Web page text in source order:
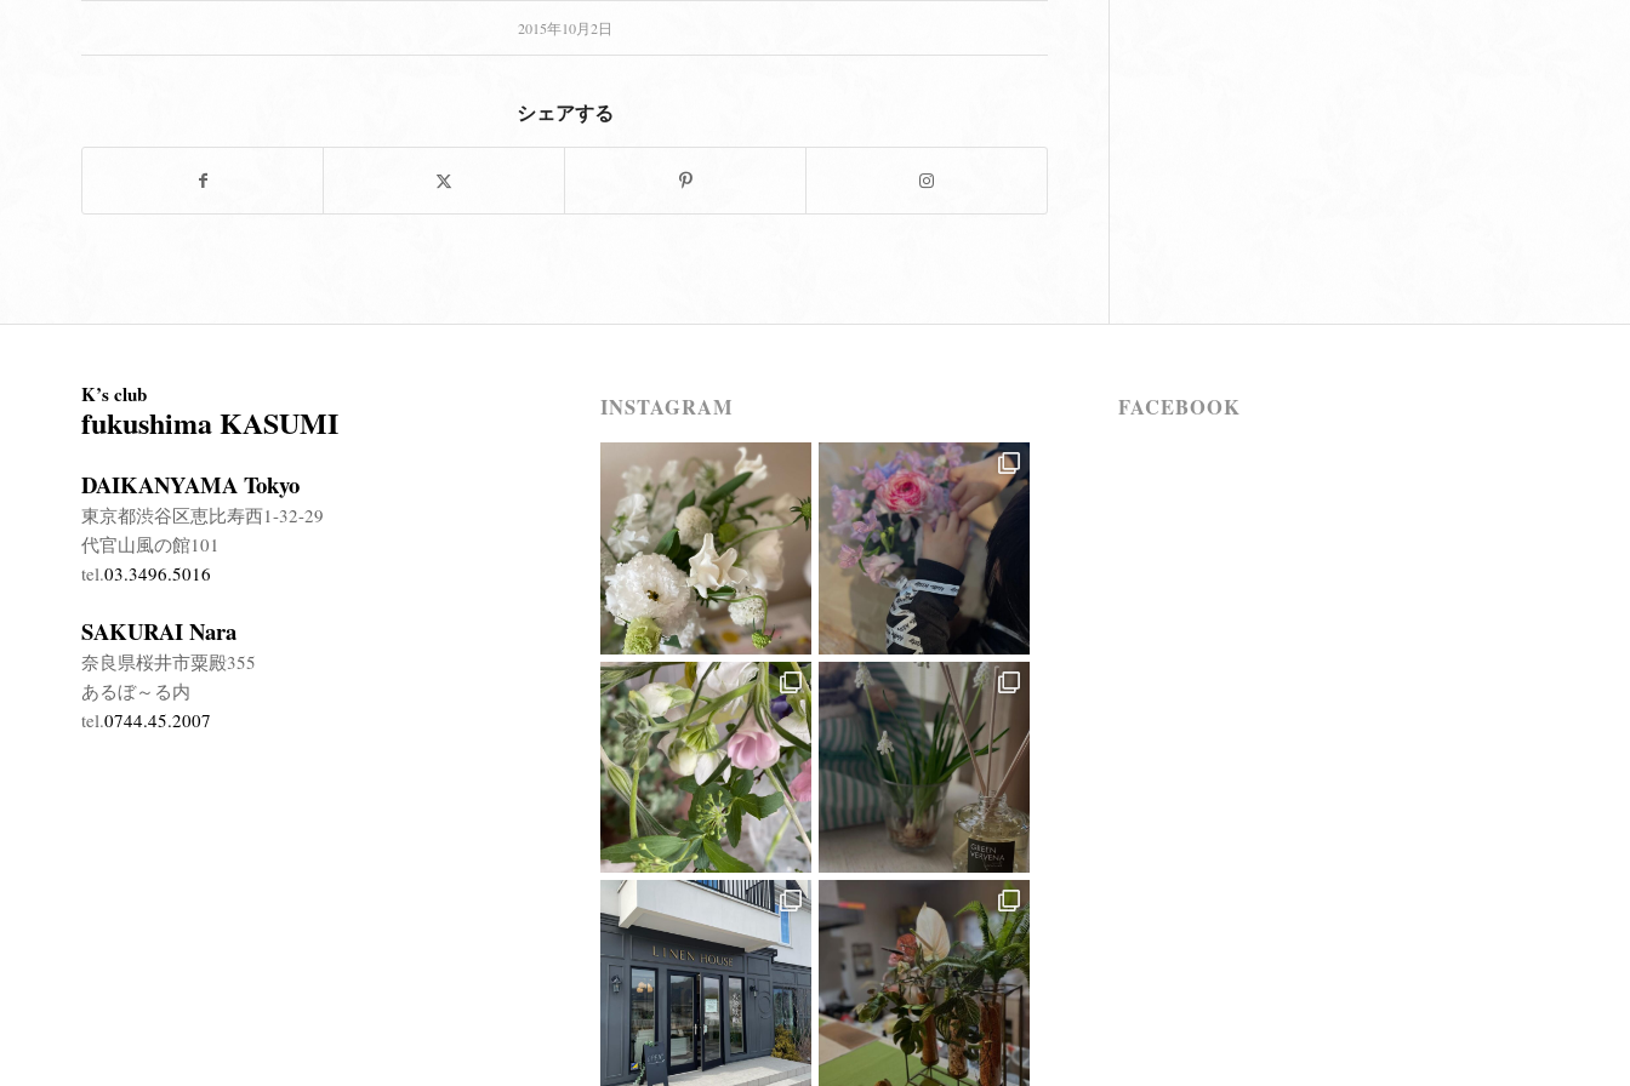
2015年10月2日
シェアする
K’s club
fukushima KASUMI
DAIKANYAMA Tokyo
東京都渋谷区恵比寿西1-32-29
代官山風の館101
tel.03.3496.5016
SAKURAI Nara
奈良県桜井市粟殿355
あるぼ～る内
tel.0744.45.2007
INSTAGRAM FACEBOOK